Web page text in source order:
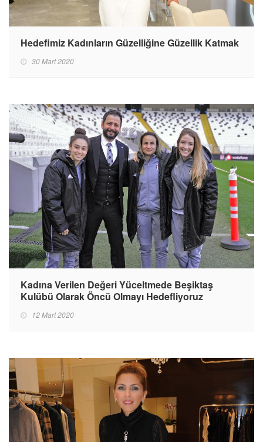
Hedefimiz Kadınların Güzelliğine Güzellik Katmak
30 Mart 2020
Kadına Verilen Değeri Yüceltmede Beşiktaş
Kulübü Olarak Öncü Olmayı Hedefliyoruz
12 Mart 2020